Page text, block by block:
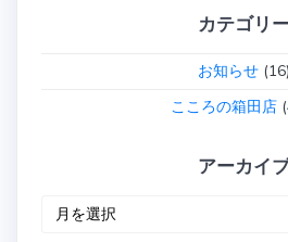
カテゴリ
お知らせ(16)
こころの箱田店
アーカイ